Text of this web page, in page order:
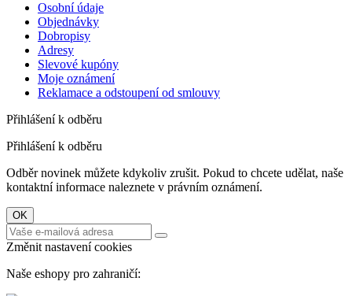
Osobní údaje
Objednávky
Dobropisy
Adresy
Slevové kupóny
Moje oznámení
Reklamace a odstoupení od smlouvy
Přihlášení k odběru
Přihlášení k odběru
Odběr novinek můžete kdykoliv zrušit. Pokud to chcete udělat, naše
kontaktní informace naleznete v právním oznámení.
Změnit nastavení cookies
Naše eshopy pro zahraničí: